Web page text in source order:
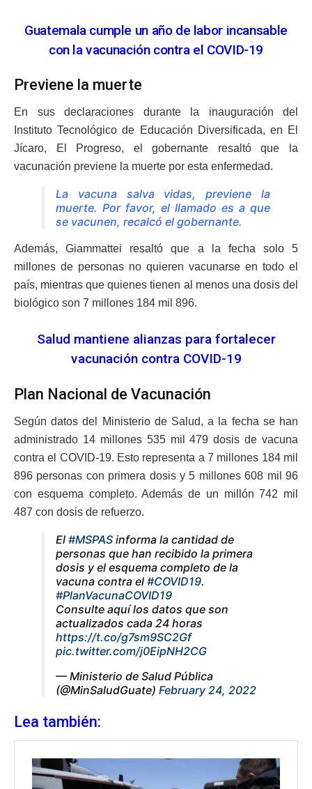
Guatemala cumple un año de labor incansable
con la vacunación contra el COVID-19
Previene la muerte
En sus declaraciones durante la inauguración del
Instituto Tecnológico de Educación Diversificada, en El
Jícaro, El Progreso, el gobernante resaltó que la
vacunación previene la muerte por esta enfermedad.
La vacuna salva vidas, previene la
muerte. Por favor, el llamado es a que
se vacunen, recalcó el gobernante.
Además, Giammattei resaltó que a la fecha solo 5
millones de personas no quieren vacunarse en todo el
país, mientras que quienes tienen al menos una dosis del
biológico son 7 millones 184 mil 896.
Salud mantiene alianzas para fortalecer
vacunación contra COVID-19
Plan Nacional de Vacunación
Según datos del Ministerio de Salud, a la fecha se han
administrado 14 millones 535 mil 479 dosis de vacuna
contra el COVID-19. Esto representa a 7 millones 184 mil
896 personas con primera dosis y 5 millones 608 mil 96
con esquema completo. Además de un millón 742 mil
487 con dosis de refuerzo.
El #MSPAS informa la cantidad de
personas que han recibido la primera
dosis y el esquema completo de la
vacuna contra el #COVID19.
#PlanVacunaCOVID19
Consulte aquí los datos que son
actualizados cada 24 horas
https://t.co/g7sm9SC2Gf
pic.twitter.com/j0EipNH2CG
— Ministerio de Salud Pública
(@MinSaludGuate) February 24, 2022
Lea también: